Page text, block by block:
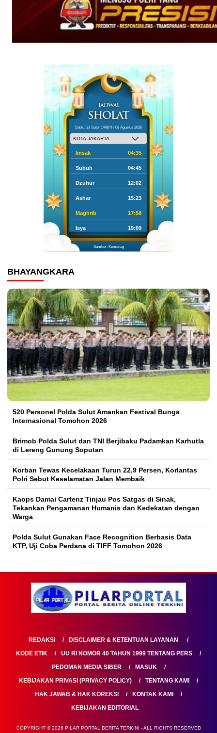
Sabtu, 23 Safar 1448 H / 08 Agustus 2026
Imsak 04:35
Subuh 04:45
Dzuhur 12:02
Ashar 15:23
Maghrib 17:58
Isya 19:09
Sumber: Kemenag
BHAYANGKARA
520 Personel Polda Sulut Amankan Festival Bunga
Internasional Tomohon 2026
Brimob Polda Sulut dan TNI Berjibaku Padamkan Karhutla
di Lereng Gunung Soputan
Korban Tewas Kecelakaan Turun 22,9 Persen, Korlantas
Polri Sebut Keselamatan Jalan Membaik
Kaops Damai Cartenz Tinjau Pos Satgas di Sinak,
Tekankan Pengamanan Humanis dan Kedekatan dengan
Warga
Polda Sulut Gunakan Face Recognition Berbasis Data
KTP, Uji Coba Perdana di TIFF Tomohon 2026
REDAKSI
DISCLAIMER & KETENTUAN LAYANAN
KODE ETIK
UU RI NOMOR 40 TAHUN 1999 TENTANG PERS
PEDOMAN MEDIA SIBER
MASUK
KEBIJAKAN PRIVASI (PRIVACY POLICY)
TENTANG KAMI
HAK JAWAB & HAK KOREKSI
KONTAK KAMI
KEBIJAKAN EDITORIAL
COPYRIGHT © 2026 PILAR PORTAL BERITA TERKINI - ALL RIGHTS RESERVED